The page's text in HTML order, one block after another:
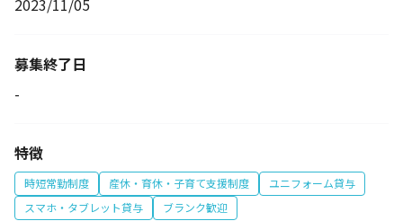
2023/11/05
募集終了日
-
特徴
時短常勤制度 産休・育休・子育て支援制度
ユニフォーム貸与
スマホ・タブレット貸与
ブランク歓迎